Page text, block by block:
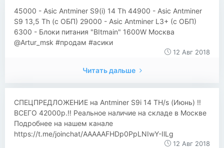
45000 - Asic Antminer S9(i) 14 Th 44900 - Asic Antminer
S9 13,5 Th (с ОБП) 29000 - Asic Antminer L3+ (с ОБП)
6300 - Блоки питания "BItmain" 1600W Москва
@Artur_msk #продам #асики
12 Авг 2018
Читать дальше
СПЕЦПРЕДЛОЖЕНИЕ на Antminer S9i 14 TH/s (Июнь) ‼️
ВСЕГО 42000р.‼️ Реальное наличие на складе в Москве
Подробнее на нашем канале
https://t.me/joinchat/AAAAAFHDp0PpLNIwY-IlLg
12 Авг 2018